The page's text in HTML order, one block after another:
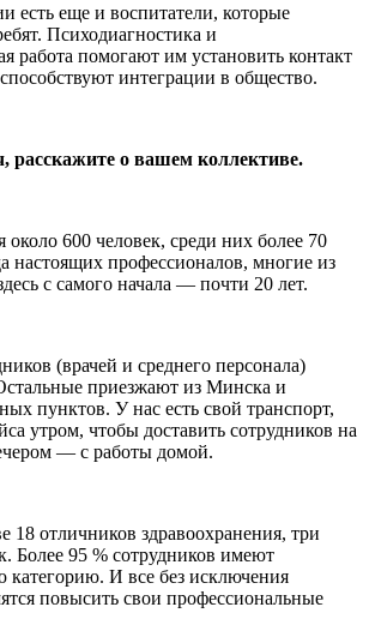
есть еще и воспитатели, которые
Психодиагностика и
работа помогают им установить контакт
интеграции в общество.
расскажите о вашем коллективе.
около 600 человек, среди них более 70
настоящих профессионалов, многие из
с самого начала — почти 20 лет.
(врачей и среднего персонала)
приезжают из Минска и
пунктов. У нас есть свой транспорт,
утром, чтобы доставить сотрудников на
— с работы домой.
18 отличников здравоохранения, три
Более 95 % сотрудников имеют
И все без исключения
повысить свои профессиональные